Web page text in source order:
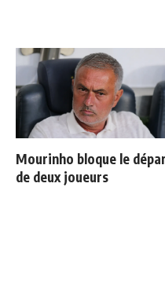
Mourinho bloque le
de deux joueurs